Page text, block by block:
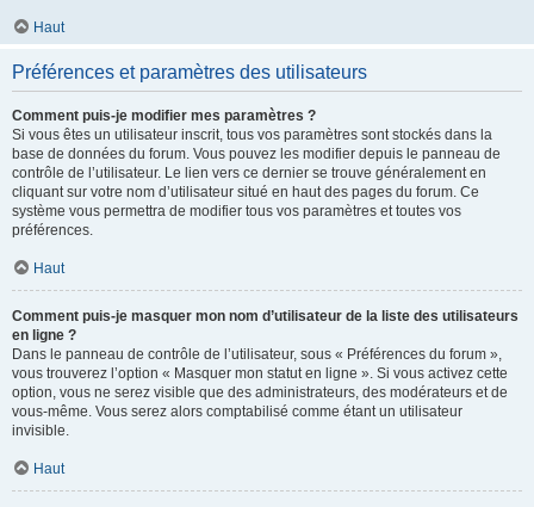
Haut
Préférences et paramètres des utilisateurs
Comment puis-je modifier mes paramètres ?
Si vous êtes un utilisateur inscrit, tous vos paramètres sont stockés dans la
base de données du forum. Vous pouvez les modifier depuis le panneau de
contrôle de l’utilisateur. Le lien vers ce dernier se trouve généralement en
cliquant sur votre nom d’utilisateur situé en haut des pages du forum. Ce
système vous permettra de modifier tous vos paramètres et toutes vos
préférences.
Haut
Comment puis-je masquer mon nom d’utilisateur de la liste des utilisateurs
en ligne ?
Dans le panneau de contrôle de l’utilisateur, sous « Préférences du forum »,
vous trouverez l’option « Masquer mon statut en ligne ». Si vous activez cette
option, vous ne serez visible que des administrateurs, des modérateurs et de
vous-même. Vous serez alors comptabilisé comme étant un utilisateur
invisible.
Haut